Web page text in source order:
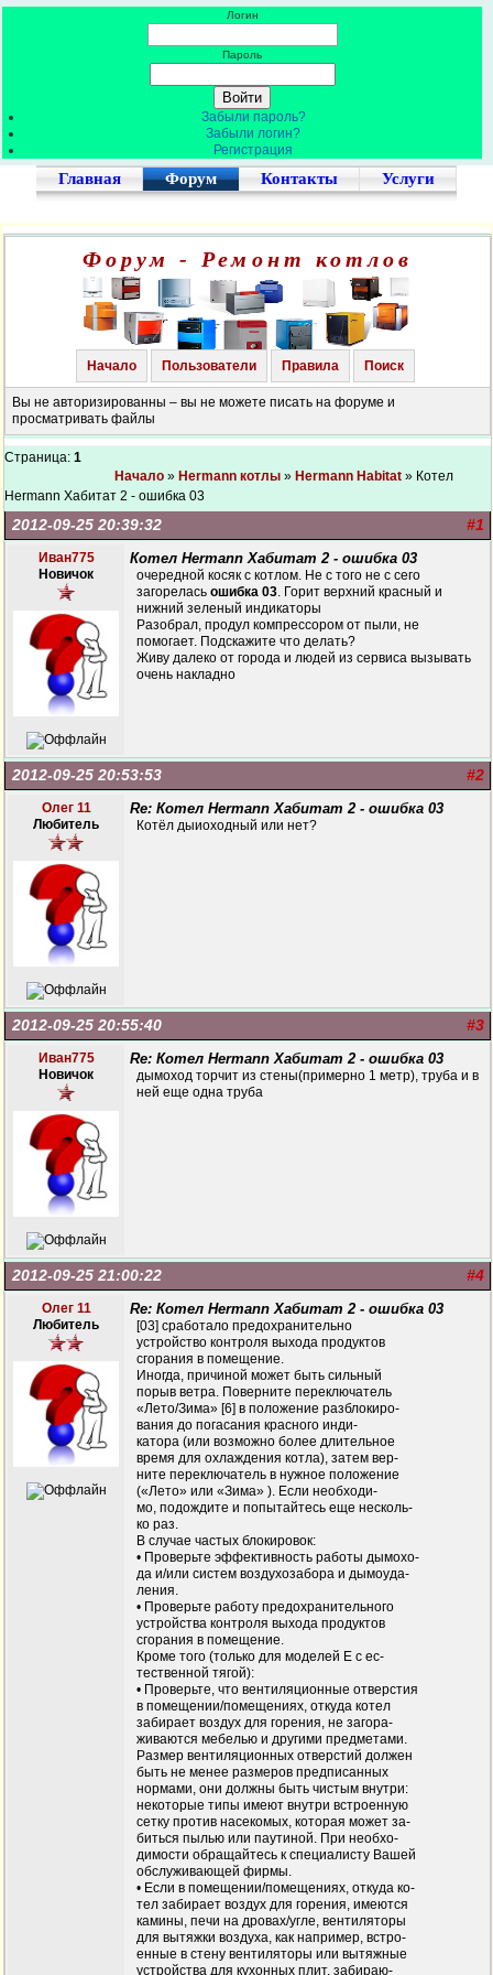
Логин
Пароль
Забыли пароль?
Забыли логин?
Регистрация
Главная Форум Контакты Услуги
Форум - Ремонт котлов
Начало Пользователи Правила Поиск
Вы не авторизированны – вы не можете писать на форуме и
просматривать файлы
Страница: 1
Начало » Hermann котлы » Hermann Habitat » Котел
Hermann Хабитат 2 - ошибка 03
#1
2012-09-25 20:39:32
Иван775
Новичок
Котел Hermann Хабитат 2 - ошибка 03
очередной косяк с котлом. Не с того не с сего
загорелась ошибка 03. Горит верхний красный и
нижний зеленый индикаторы
Разобрал, продул компрессором от пыли, не
помогает. Подскажите что делать?
Живу далеко от города и людей из сервиса вызывать
очень накладно
#2
2012-09-25 20:53:53
Олег 11
Любитель
Re: Котел Hermann Хабитат 2 - ошибка 03
Котёл дыиоходный или нет?
#3
2012-09-25 20:55:40
Иван775
Новичок
Re: Котел Hermann Хабитат 2 - ошибка 03
дымоход торчит из стены(примерно 1 метр), труба и в
ней еще одна труба
#4
2012-09-25 21:00:22
Олег 11
Любитель
Re: Котел Hermann Хабитат 2 - ошибка 03
[03] сработало предохранительно
устройство контроля выхода продуктов
сгорания в помещение.
Иногда, причиной может быть сильный
порыв ветра. Поверните переключатель
«Лето/Зима» [6] в положение разблокиро-
вания до погасания красного инди-
катора (или возможно более длительное
время для охлаждения котла), затем вер-
ните переключатель в нужное положение
(«Лето» или «Зима» ). Если необходи-
мо, подождите и попытайтесь еще несколь-
ко раз.
В случае частых блокировок:
• Проверьте эффективность работы дымохо-
да и/или систем воздухозабора и дымоуда-
ления.
• Проверьте работу предохранительного
устройства контроля выхода продуктов
сгорания в помещение.
Кроме того (только для моделей Е с ес-
тественной тягой):
• Проверьте, что вентиляционные отверстия
в помещении/помещениях, откуда котел
забирает воздух для горения, не загора-
живаются мебелью и другими предметами.
Размер вентиляционных отверстий должен
быть не менее размеров предписанных
нормами, они должны быть чистым внутри:
некоторые типы имеют внутри встроенную
сетку против насекомых, которая может за-
биться пылью или паутиной. При необхо-
димости обращайтесь к специалисту Вашей
обслуживающей фирмы.
• Если в помещении/помещениях, откуда ко-
тел забирает воздух для горения, имеются
камины, печи на дровах/угле, вентиляторы
для вытяжки воздуха, как например, встро-
енные в стену вентиляторы или вытяжные
устройства для кухонных плит, забираю-